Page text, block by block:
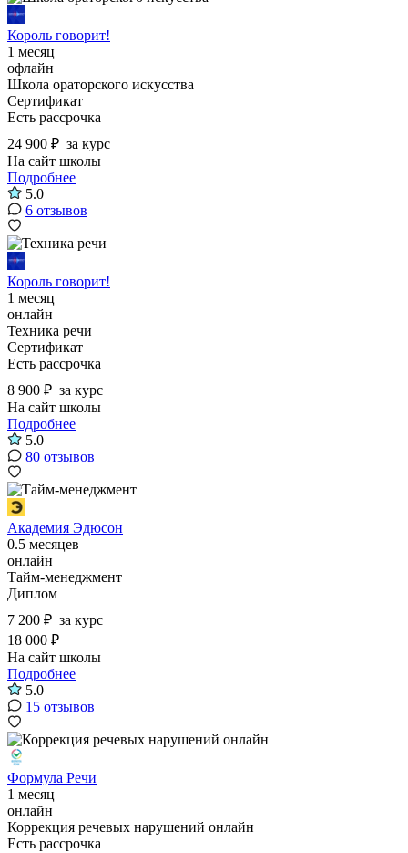
Король говорит!
1 месяц
офлайн
Школа ораторского искусства
Сертификат
Есть рассрочка
24 900 ₽ за курс
На сайт школы
Подробнее
5.0
6 отзывов
Король говорит!
1 месяц
онлайн
Техника речи
Сертификат
Есть рассрочка
8 900 ₽ за курс
На сайт школы
Подробнее
5.0
80 отзывов
Академия Эдюсон
0.5 месяцев
онлайн
Тайм-менеджмент
Диплом
7 200 ₽ за курс
18 000 ₽
На сайт школы
Подробнее
5.0
15 отзывов
Формула Речи
1 месяц
онлайн
Коррекция речевых нарушений онлайн
Есть рассрочка